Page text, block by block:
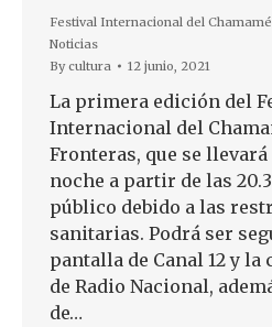
Festival Internacional del
Noticias
Bycultura 12 junio, 2021
La primera edición del
Internacional del
Fronteras, que se
noche a partir de las
público debido a las
sanitarias. Podrá ser
pantalla de Canal 12 y la
de Radio Nacional,
de…